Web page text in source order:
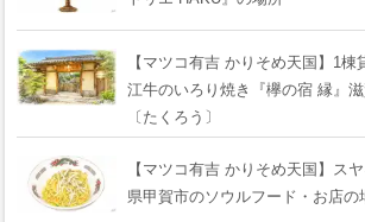
【マツコ有吉 かりそめ天国】1
江牛のいろり焼き『欅の宿 縁』
〔たくろう〕
【マツコ有吉 かりそめ天国】ス
県甲賀市のソウルフード・お店の